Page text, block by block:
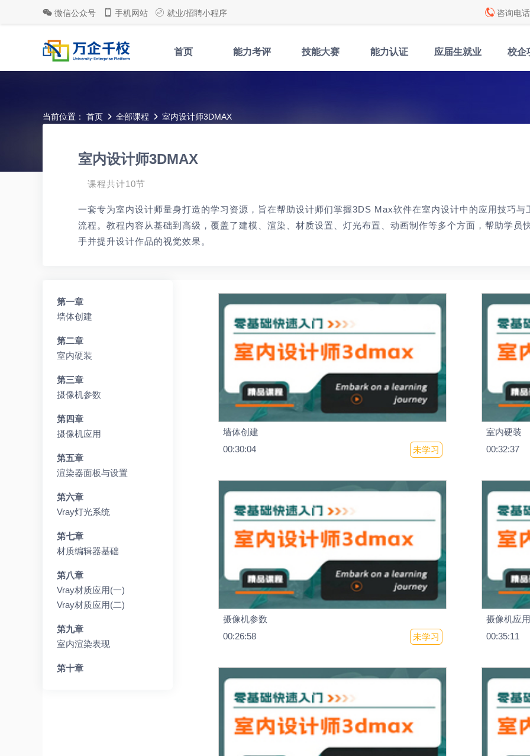
微信公众号 手机网站 就业/招聘小程序 咨询电
首页 能力考评 技能大赛 能力认证 应届生就业 校企
当前位置： 首页 全部课程 室内设计师3DMAX
室内设计师3DMAX
课程共计10节
一套专为室内设计师量身打造的学习资源，旨在帮助设计师们掌握3DS Max软件在室内设计中的应用技巧与
流程。教程内容从基础到高级，覆盖了建模、渲染、材质设置、灯光布置、动画制作等多个方面，帮助学员
手并提升设计作品的视觉效果。
第一章
墙体创建
第二章
室内硬装
第三章
摄像机参数
第四章
摄像机应用
第五章
渲染器面板与设置
第六章
Vray灯光系统
第七章
材质编辑器基础
第八章
Vray材质应用(一)
Vray材质应用(二)
第九章
室内渲染表现
第十章
墙体创建
00:30:04
未学习
室内硬装
00:32:37
摄像机参数
00:26:58
未学习
摄像机应用
00:35:11